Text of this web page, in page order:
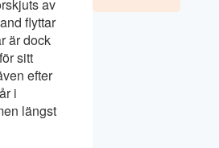
av
flyttar
är dock
sitt
efter
i
längst